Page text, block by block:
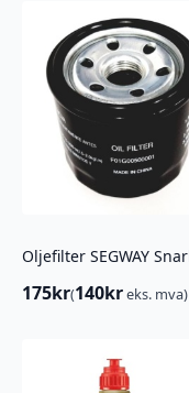
175kr(140kreks. mva)